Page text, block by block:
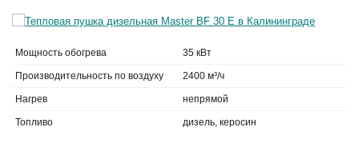
Мощность обогрева 35 кВт
Производительность по воздуху 2400 м³/ч
Нагрев непрямой
Топливо дизель, керосин